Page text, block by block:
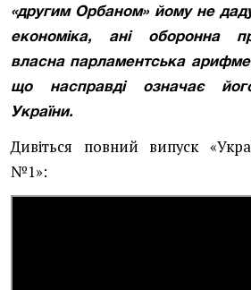
«другим Орбаном» йому не
економіка, ані оборонна
власна парламентська
що насправді означає
України.
Дивіться повний випуск
№1»: